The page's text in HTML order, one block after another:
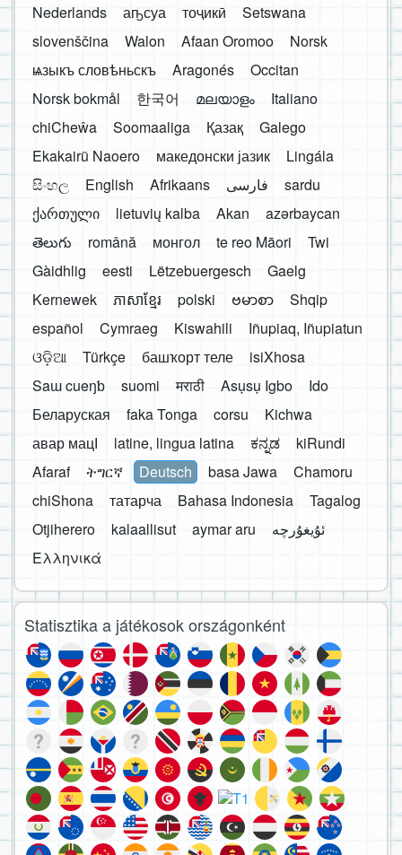
Nederlands
аҧсуа тоҷикӣ
Setswana
slovenščina
Walon Afaan Oromoo
Norsk
ѩзыкъ словѣньскъ
Aragonés
Occitan
Norsk bokmål
한국어 മലയാളം
Italiano
chiCheŵa
Soomaaliga Қазақ
Galego
Ekakairũ Naoero
македонски јазик
Lingála
සිංහල
English Afrikaans فارسی
sardu
ქართული
lietuvių kalba Akan
azərbaycan
తెలుగు
română монгол te reo Māori
Twi
Gàidhlig
eesti Lëtzebuergesch
Gaelg
Kernewek
ភាសាខ្មែរ polski ဗမာစာ
Shqip
español
Cymraeg Kiswahili
Iñupiaq, Iñupiatun
ଓଡ଼ିଆ
Türkçe башҡорт теле
isiXhosa
Saɯ cueŋƅ
suomi मराठी Asụsụ Igbo
Ido
Беларуская
faka Tonga corsu
Kichwa
авар мацӀ
latine, lingua latina ಕನ್ನಡ
kiRundi
Afaraf
ትግርኛ Deutsch basa Jawa
Chamoru
chiShona
татарча Bahasa Indonesia
Tagalog
Otjiherero
kalaallisut aymar aru
Ελληνικά
Statisztika a játékosok országonként